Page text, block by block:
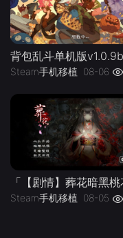
Steam手机移植 08-06
Steam手机移植 08-05